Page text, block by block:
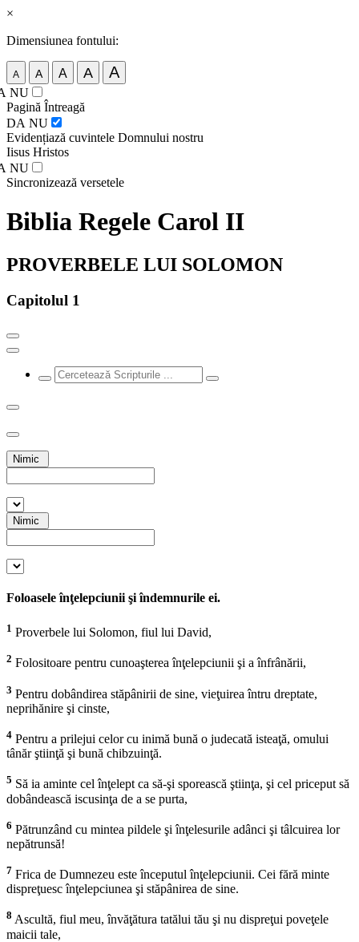
×
Dimensiunea fontului:
A A A A A
NU
Pagină Întreagă
DA NU
Evidențiază cuvintele Domnului nostru
Iisus Hristos
NU
Sincronizează versetele
Biblia Regele Carol II
PROVERBELE LUI SOLOMON
Capitolul 1
Nimic
Nimic
Foloasele înţelepciunii şi îndemnurile ei.
1 Proverbele lui Solomon, fiul lui David,
2 Folositoare pentru cunoaşterea înţelepciunii şi a înfrânării,
3 Pentru dobândirea stăpânirii de sine, vieţuirea întru dreptate,
neprihănire şi cinste,
4 Pentru a prilejui celor cu inimă bună o judecată isteaţă, omului
tânăr ştiinţă şi bună chibzuinţă.
5 Să ia aminte cel înţelept ca să-şi sporească ştiinţa, şi cel priceput să
dobândească iscusinţa de a se purta,
6 Pătrunzând cu mintea pildele şi înţelesurile adânci şi tâlcuirea lor
nepătrunsă!
7 Frica de Dumnezeu este începutul înţelepciunii. Cei fără minte
dispreţuesc înţelepciunea şi stăpânirea de sine.
8 Ascultă, fiul meu, învăţătura tatălui tău şi nu dispreţui poveţele
maicii tale,